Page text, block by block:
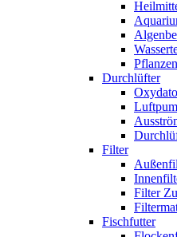
Durchlüfter
Filter
Filter
Fischfutter